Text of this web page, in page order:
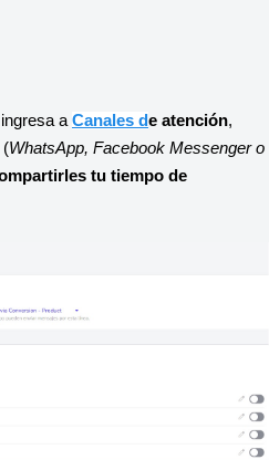
a Canales de atención,
(WhatsApp, Facebook Messenger o
tu tiempo de